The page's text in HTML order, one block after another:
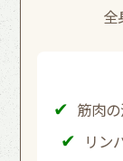
全
筋肉
リン